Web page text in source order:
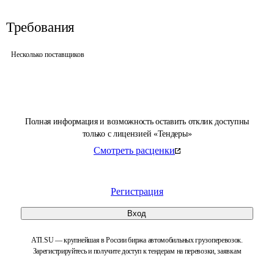
Полная информация и возможность оставить отклик доступны
только с лицензией «Тендеры»
Смотреть расценки
Регистрация
Вход
ATI.SU — крупнейшая в России биржа автомобильных грузоперевозок.
Зарегистрируйтесь и получите доступ к тендерам на перевозки, заявкам
Требования
Несколько поставщиков